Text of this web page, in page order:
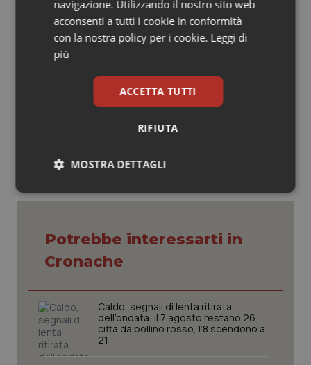
l’ipercolesterolemia, l’incontinenza urinaria, l’epatite C,
l’aderenza alla terapia. Argomenti puntualmente
approfonditi anche attraverso video interviste a medici
ed esperti.
© Riproduzione riservata
Potrebbe interessarti in
Cronache
Caldo, segnali di lenta ritirata
dell’ondata: il 7 agosto restano 26
città da bollino rosso, l’8 scendono a
21
navigazione. Utilizzando il nostro sito web
acconsenti a tutti i cookie in conformità
con la nostra policy per i cookie. Leggi di
più
ACCETTA TUTTI
RIFIUTA
MOSTRA DETTAGLI
Necessari Statistici Marketing
Necessari Statistici Marketing
I cookie necessari contribuiscono a rendere fruibile il
sito web abilitandone funzionalità di base quali la
navigazione sulle pagine e l'accesso alle aree
protette del sito. Il sito web non è in grado di